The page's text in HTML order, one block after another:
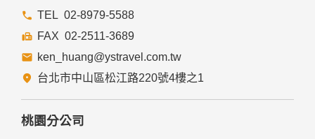
02-8979-5588
02-2511-3689
ken_huang@ystravel.com.tw
台北市中山區松江路220號4樓之1
桃園分公司